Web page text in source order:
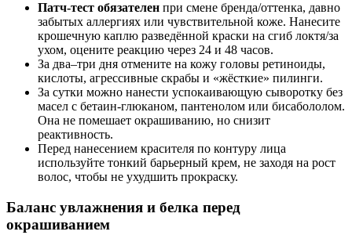
Патч‑тест обязателен при смене бренда/оттенка, давно
забытых аллергиях или чувствительной коже. Нанесите
крошечную каплю разведённой краски на сгиб локтя/за
ухом, оцените реакцию через 24 и 48 часов.
За два–три дня отмените на кожу головы ретиноиды,
кислоты, агрессивные скрабы и «жёсткие» пилинги.
За сутки можно нанести успокаивающую сыворотку без
масел с бетаин-глюканом, пантенолом или бисабололом.
Она не помешает окрашиванию, но снизит
реактивность.
Перед нанесением красителя по контуру лица
используйте тонкий барьерный крем, не заходя на рост
волос, чтобы не ухудшить прокраску.
Баланс увлажнения и белка перед
окрашиванием